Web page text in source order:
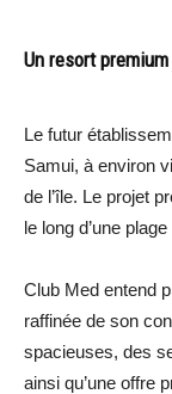
Un resort
Le futur
Samui, à environ
de l’île. Le projet
le long d’une
Club Med entend
raffinée de son
spacieuses, des
ainsi qu’une offre